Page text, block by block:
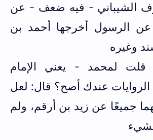
الشيباني - فيه ضعف - عن
عن الرسول أخرجها أحمد بن
وغيره
قلت لمحمد - يعني الإمام
الروايات عندك أصح؟ قال: لعل
جميعًا عن زيد بن أرقم، ولم